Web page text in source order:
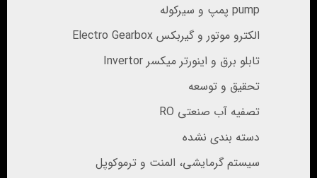
pump پمپ و سیرکوله
الکترو موتور و گیربکس Electro Gearbox
تابلو برق و اینورتر میکسر Invertor
تحقیق و توسعه
تصفیه آب صنعتی RO
دسته بندی نشده
سیستم گرمایشی، المنت و ترموکوپل